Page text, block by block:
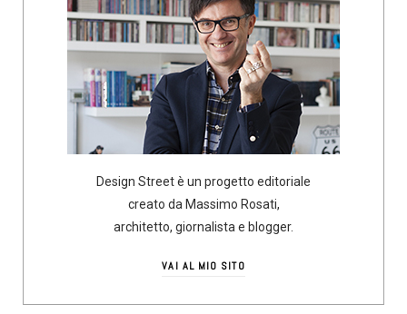
Design Street è un progetto editoriale
creato da Massimo Rosati,
architetto, giornalista e blogger.
VAI AL MIO SITO